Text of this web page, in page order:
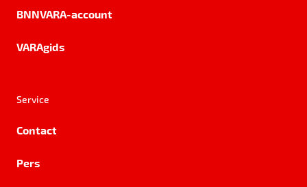
BNNVARA-account
VARAgids
Service
Contact
Pers